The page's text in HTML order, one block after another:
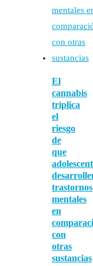
El
cannabis
triplica
el
riesgo
de
que
trastornos
mentales
en
con
otras
sustancias